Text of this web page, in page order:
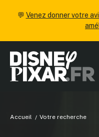
💬 Venez donner votre
Accueil Votre recherche